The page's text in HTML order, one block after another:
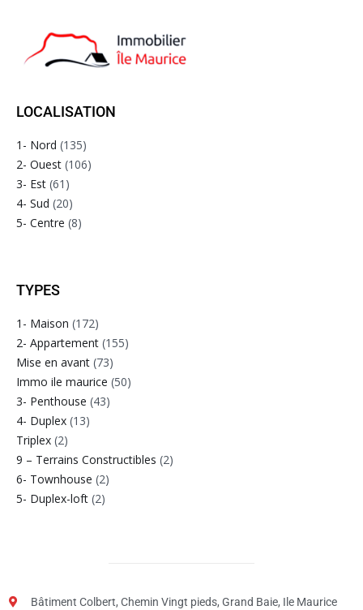
LOCALISATION
1- Nord (135)
2- Ouest (106)
3- Est (61)
4- Sud (20)
5- Centre (8)
TYPES
1- Maison (172)
2- Appartement (155)
Mise en avant (73)
Immo ile maurice (50)
3- Penthouse (43)
4- Duplex (13)
Triplex (2)
9 – Terrains Constructibles (2)
6- Townhouse (2)
5- Duplex-loft (2)
Bâtiment Colbert, Chemin Vingt pieds, Grand Baie, Ile Maurice